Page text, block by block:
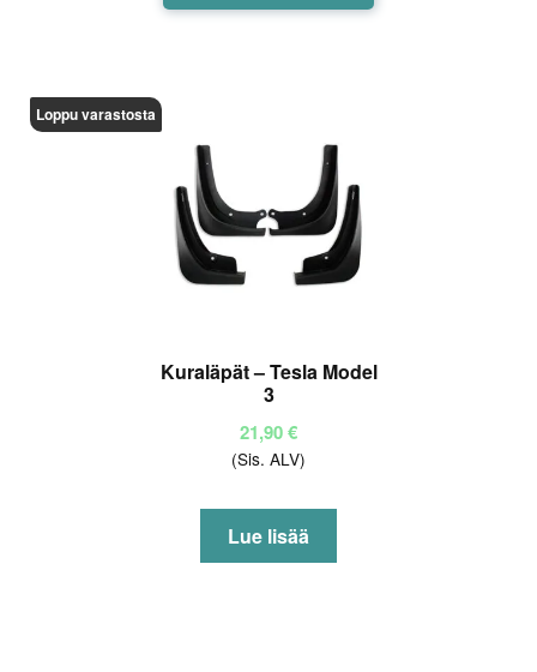
Loppu varastosta
Kuraläpät – Tesla Model
3
21,90€
(Sis. ALV)
Lue lisää